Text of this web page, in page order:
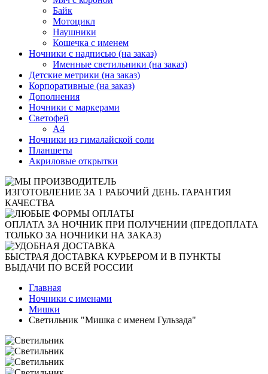
Байк
Мотоцикл
Наушники
Кошечка с именем
Ночники с надписью (на заказ)
Именные светильники (на заказ)
Детские метрики (на заказ)
Корпоративные (на заказ)
Дополнения
Ночники с маркерами
Светофей
А4
Ночники из гималайской соли
Планшеты
Акриловые открытки
ИЗГОТОВЛЕНИЕ ЗА 1 РАБОЧИЙ ДЕНЬ. ГАРАНТИЯ
КАЧЕСТВА
ОПЛАТА ЗА НОЧНИК ПРИ ПОЛУЧЕНИИ (ПРЕДОПЛАТА
ТОЛЬКО ЗА НОЧНИКИ НА ЗАКАЗ)
БЫСТРАЯ ДОСТАВКА КУРЬЕРОМ И В ПУНКТЫ
ВЫДАЧИ ПО ВСЕЙ РОССИИ
Главная
Ночники с именами
Мишки
Светильник "Мишка с именем Гульзада"